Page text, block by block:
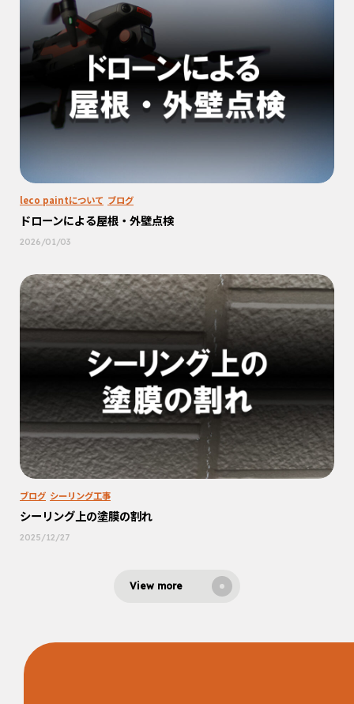
leco paintについて ブログ
ドローンによる屋根・外壁点検
2026/01/03
ブログ シーリング工事
シーリング上の塗膜の割れ
2025/12/27
View more